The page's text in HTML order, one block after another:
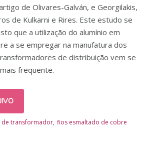
de Olivares-Galván, e Georgilakis,
de Kulkarni e Rires. Este estudo se
que a utilização do alumínio em
a se empregar na manufatura dos
de distribuição vem se
frequente.
de transformador fios esmaltado de cobre